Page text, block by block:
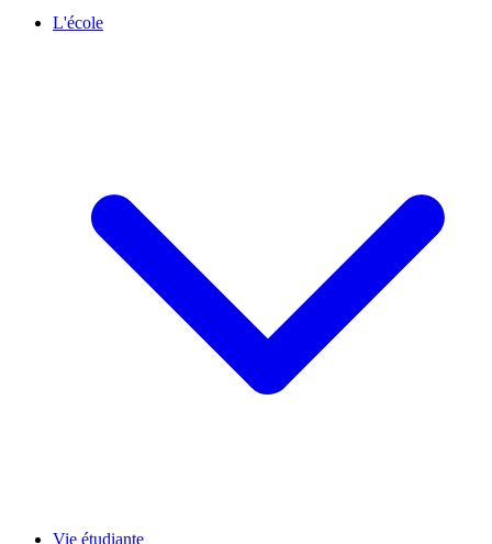
L'école
Vie étudiante